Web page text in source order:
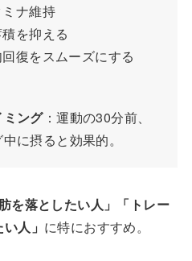
ナ維持
を抑える
復をスムーズにする
ング：運動の30分前、
に摂ると効果的。
を落としたい人」「トレー
人」 に特におすすめ。